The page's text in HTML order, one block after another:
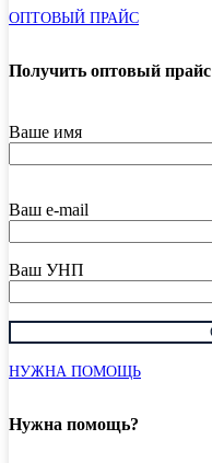
ОПТОВЫЙ ПРАЙС
Получить оптовый прайс
Ваше имя
Ваш e-mail
Ваш УНП
НУЖНА ПОМОЩЬ
Нужна помощь?